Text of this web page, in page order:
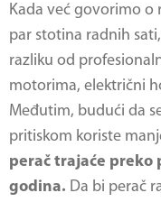
Kada već govorimo o
par stotina radnih
razliku od
motorima, električni
Međutim, budući da
pritiskom koriste
perač trajaće preko
godina. Da bi perač